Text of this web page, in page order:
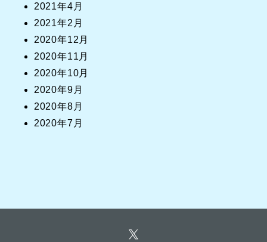
2021年4月
2021年2月
2020年12月
2020年11月
2020年10月
2020年9月
2020年8月
2020年7月